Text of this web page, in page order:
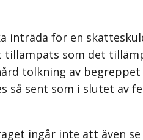
för en
som det
tolkning av
så sent som i slutet av
ingår inte att även